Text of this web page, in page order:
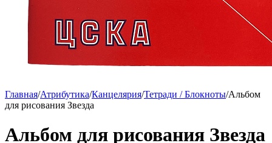
Главная/Атрибутика/Канцелярия/Тетради / Блокноты/Альбом
для рисования Звезда
Альбом для рисования Звезда